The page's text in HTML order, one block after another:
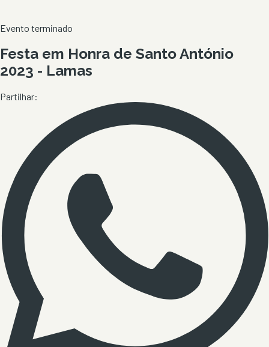
Evento terminado
Festa em Honra de Santo António
2023 - Lamas
Partilhar: